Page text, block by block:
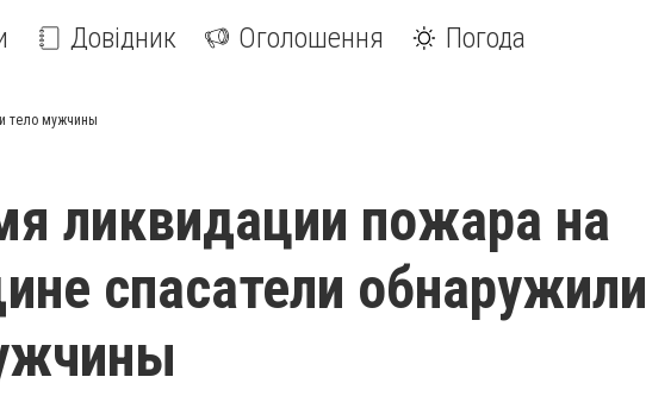
Довідник Оголошення Погода
тело мужчины
ликвидации пожара на
спасатели обнаружили